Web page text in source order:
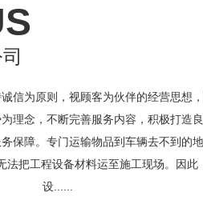
为原则，视顾客为伙伴的经营思想
理念，不断完善服务内容，积极打造
保障。专门运输物品到车辆去不到的
法把工程设备材料运至施工现场。因此
设......